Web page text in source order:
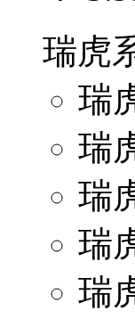
瑞虎
瑞
瑞
瑞
瑞
瑞